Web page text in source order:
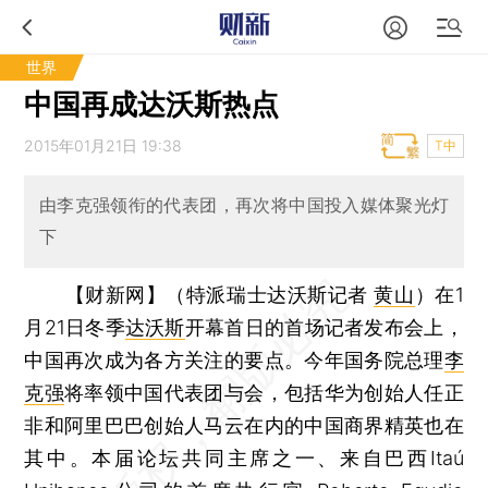
世界
中国再成达沃斯热点
2015年01月21日 19:38 T中
由李克强领衔的代表团，再次将中国投入媒体聚光灯
下
【财新网】（特派瑞士达沃斯记者黄山 ）在1
月21日冬季达沃斯开幕首日的首场记者发布会上，
中国再次成为各方关注的要点。今年国务院总理李
克强将率领中国代表团与会，包括华为创始人任正
非和阿里巴巴创始人马云在内的中国商界精英也在
其中。本届论坛共同主席之一、来自巴西Itaú